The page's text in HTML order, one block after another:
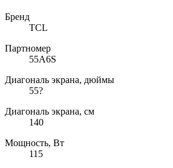
Бренд
TCL
Партномер
55A6S
Диагональ экрана, дюймы
55?
Диагональ экрана, см
140
Мощность, Вт
115